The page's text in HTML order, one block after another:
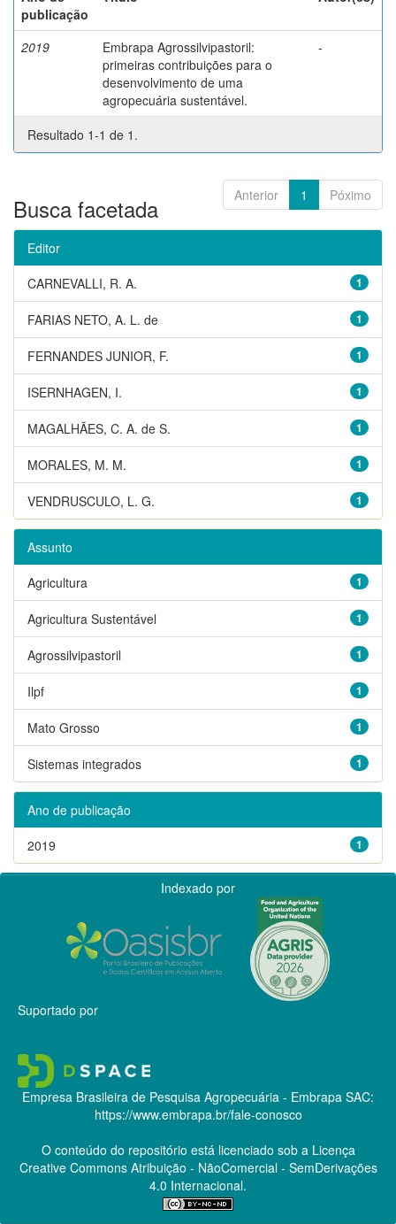
publicação
2019
Embrapa Agrossilvipastoril:
primeiras contribuições para o
desenvolvimento de uma
agropecuária sustentável.
-
Resultado 1-1 de 1.
Anterior 1 Póximo
Busca facetada
Editor
1
CARNEVALLI, R. A.
1
FARIAS NETO, A. L. de
1
FERNANDES JUNIOR, F.
1
ISERNHAGEN, I.
1
MAGALHÃES, C. A. de S.
1
MORALES, M. M.
1
VENDRUSCULO, L. G.
Assunto
1
Agricultura
1
Agricultura Sustentável
1
Agrossilvipastoril
1
Ilpf
1
Mato Grosso
1
Sistemas integrados
Ano de publicação
1
2019
Indexado por
Suportado por
Empresa Brasileira de Pesquisa Agropecuária - Embrapa SAC:
https://www.embrapa.br/fale-conosco
O conteúdo do repositório está licenciado sob a Licença
Creative CommonsAtribuição - NãoComercial - SemDerivações
4.0 Internacional.